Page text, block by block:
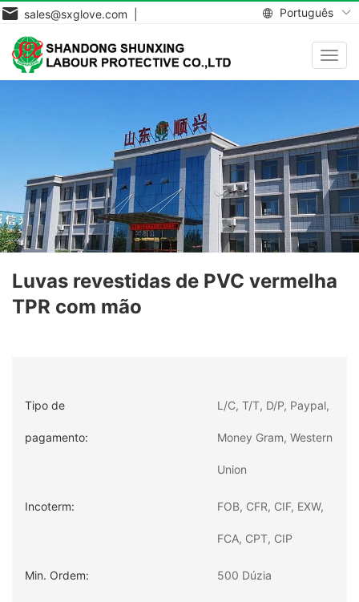
Português
sales@sxglove.com |
Luvas revestidas de PVC vermelha
TPR com mão
Tipo de
pagamento:
L/C, T/T, D/P, Paypal,
Money Gram, Western
Union
Incoterm: FOB, CFR, CIF, EXW,
FCA, CPT, CIP
Min. Ordem: 500 Dúzia